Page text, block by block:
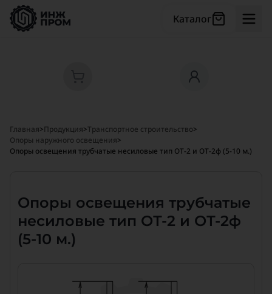
Каталог
Главная>Продукция> Транспортное строительство>
Опоры наружного освещения>
Опоры освещения трубчатые несиловые тип ОТ-2 и ОТ-2ф (5-10 м.)
Опоры освещения трубчатые
несиловые тип ОТ-2 и ОТ-2ф
(5-10 м.)